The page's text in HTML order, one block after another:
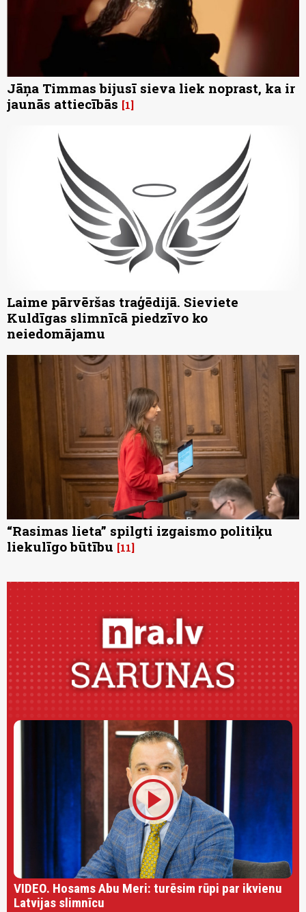
Jāņa Timmas bijusī sieva liek noprast, ka ir
jaunās attiecībās 1
Laime pārvēršas traģēdijā. Sieviete
Kuldīgas slimnīcā piedzīvo ko
neiedomājamu
“Rasimas lieta” spilgti izgaismo politiķu
liekulīgo būtību 11
play_circle
VIDEO. Hosams Abu Meri: turēsim rūpi par ikvienu
Latvijas slimnīcu